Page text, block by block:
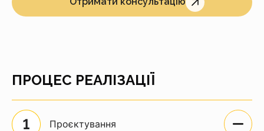
ПРОЦЕС РЕАЛІЗАЦІЇ
Проєктування